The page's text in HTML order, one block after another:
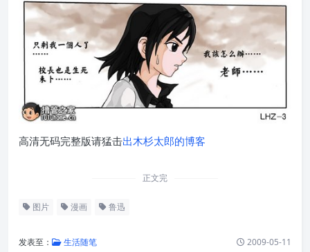
高清无码完整版请猛击出木杉太郎的博客
正文完
图片 漫画 鲁迅
发表至： 生活随笔 2009-05-11